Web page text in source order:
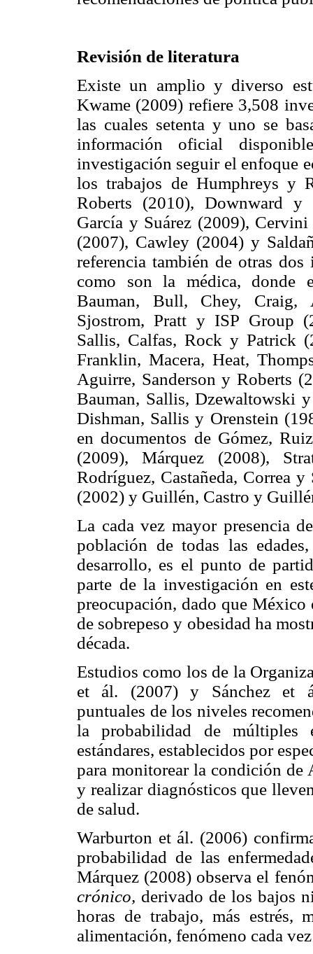
Revisión de literatura
Existe un amplio y diverso
Kwame (2009) refiere 3,508
las cuales setenta y uno se
información oficial
investigación seguir el enfoque
los trabajos de Humphreys y
Roberts (2010), Downward y
García y Suárez (2009),
(2007), Cawley (2004) y
referencia también de otras
como son la médica, donde
Bauman, Bull, Chey, Craig,
Sjostrom, Pratt y ISP Group
Sallis, Calfas, Rock y Patrick
Franklin, Macera, Heat,
Aguirre, Sanderson y Roberts
Bauman, Sallis, Dzewaltowski
Dishman, Sallis y Orenstein
en documentos de Gómez,
(2009), Márquez (2008),
Rodríguez, Castañeda, Correa
(2002) y Guillén, Castro y
La cada vez mayor presencia
población de todas las
desarrollo, es el punto de
parte de la investigación en
preocupación, dado que México
de sobrepeso y obesidad ha
década.
Estudios como los de la
et ál. (2007) y Sánchez et
puntuales de los niveles
la probabilidad de múltiples
estándares, establecidos por
para monitorear la condición de
y realizar diagnósticos que
de salud.
Warburton et ál. (2006)
probabilidad de las
Márquez (2008) observa el
crónico, derivado de los bajos
horas de trabajo, más estrés,
alimentación, fenómeno cada